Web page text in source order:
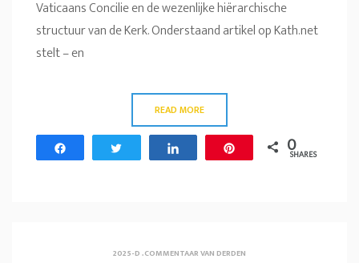
Vaticaans Concilie en de wezenlijke hiërarchische
structuur van de Kerk. Onderstaand artikel op Kath.net
stelt – en
READ MORE
0
SHARES
2025-D.COMMENTAAR VAN DERDEN